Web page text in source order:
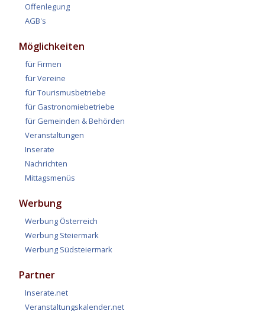
Offenlegung
AGB's
Möglichkeiten
für Firmen
für Vereine
für Tourismusbetriebe
für Gastronomiebetriebe
für Gemeinden & Behörden
Veranstaltungen
Inserate
Nachrichten
Mittagsmenüs
Werbung
Werbung Österreich
Werbung Steiermark
Werbung Südsteiermark
Partner
Inserate.net
Veranstaltungskalender.net